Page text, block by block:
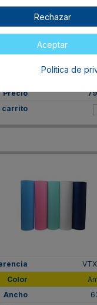
Rechazar
Aceptar
Política de